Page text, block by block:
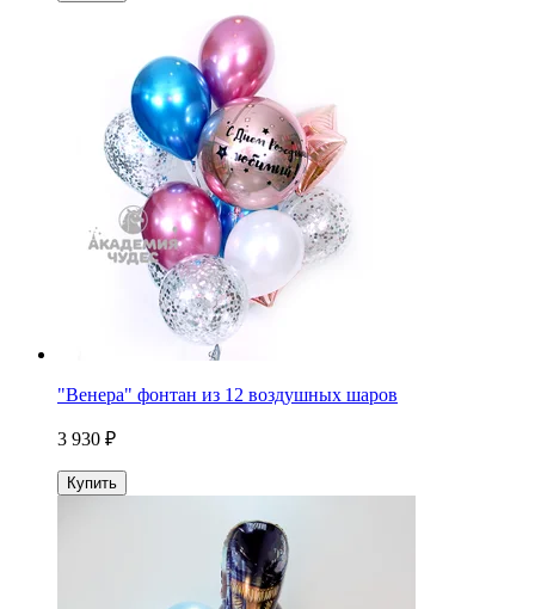
"Венера" фонтан из 12 воздушных шаров
3 930 ₽
Купить